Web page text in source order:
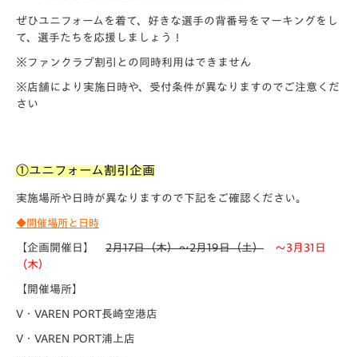
ぜひユニフォームを着て、好きな選手の背番号をマーキングをし
て、選手たちを応援しましょう！
※ファンクラブ割引との同時利用はできません
※店舗により実施日時や、受付条件が異なりますのでご注意くだ
さい
①ユニフォーム割引企画
実施場所や日時が異なりますので下記をご確認ください。
◆開催場所と日時
【企画開催日】 2月17日（木）～2月19日（土）
～3月31日
（木）
【開催場所】
V・VAREN PORT長崎空港店
V・VAREN PORT浦上店